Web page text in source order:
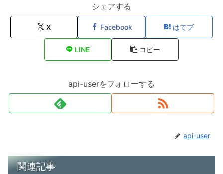
シェアする
X Facebook はてブ
LINE コピー
api-userをフォローする
api-user
関連記事